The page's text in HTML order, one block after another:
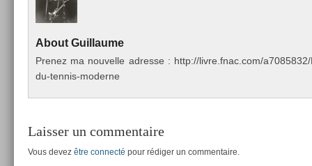
About Guil­laume
Pre­nez ma nouvel­le ad­resse : http://livre.fnac.com/
du-tennis-moderne
Laisser un commentaire
Vous devez être connecté pour rédiger un commentaire.